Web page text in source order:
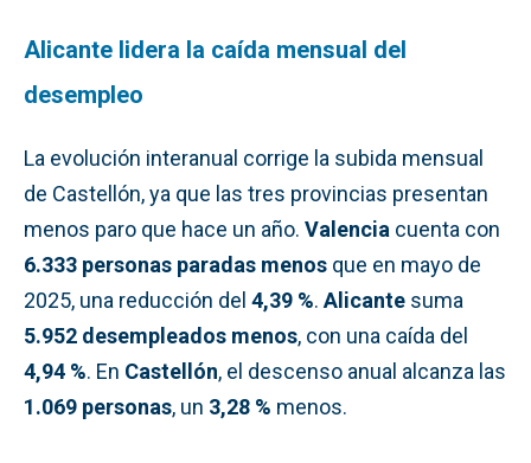
Alicante lidera la caída mensual del
desempleo
La evolución interanual corrige la subida mensual
de Castellón, ya que las tres provincias presentan
menos paro que hace un año. Valencia cuenta con
6.333 personas paradas menos que en mayo de
2025, una reducción del 4,39 %. Alicante suma
5.952 desempleados menos, con una caída del
4,94 %. En Castellón, el descenso anual alcanza las
1.069 personas, un 3,28 % menos.